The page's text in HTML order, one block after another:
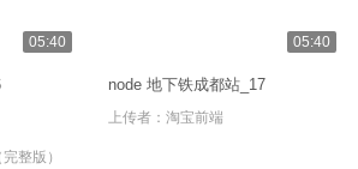
05:40 05:40
node 地下铁成都站_17
上传者： 淘宝前端